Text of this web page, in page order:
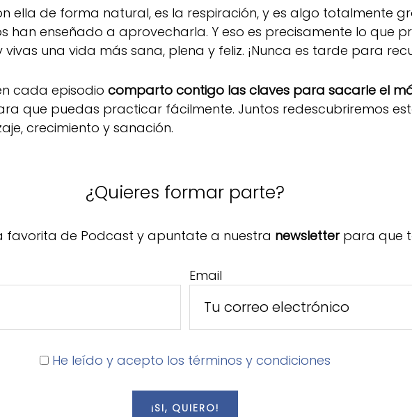
ella de forma natural, es la respiración, y es algo totalmente
han enseñado a aprovecharla. Y eso es precisamente lo que
una vida más sana, plena y feliz. ¡Nunca es tarde para
cada episodio comparto contigo las claves para sacarle el
que puedas practicar fácilmente. Juntos redescubriremos
crecimiento y sanación.
¿Quieres formar parte?
favorita de Podcast y apuntate a nuestra newsletterpara que
Email
He leído y acepto los términos y condiciones